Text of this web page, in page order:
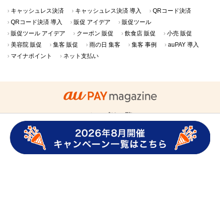
キャッシュレス決済 キャッシュレス決済 導入
QRコード決済
QRコード決済 導入
販促 アイデア
販促ツール
販促ツール アイデア
クーポン 販促 飲食店 販促
小売 販促
美容院 販促
集客 販促 雨の日 集客 集客 事例
auPAY 導入
マイナポイント
ネット支払い
カテゴリ一覧
au PAYの使い方 ニュース・キャンペーン
QRコード決済・
キャッシュレス
au PAY導入事例
グロースパック